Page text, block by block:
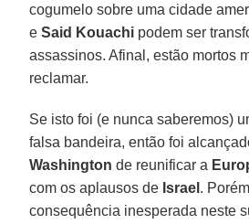
cogumelo sobre uma cidade
eSaid Kouachi podem ser
assassinos. Afinal, estão mortos
reclamar.
Se isto foi (e nunca saberemos)
falsa bandeira, então foi
Washington de reunificar a
com os aplausos de Israel .
consequência inesperada neste